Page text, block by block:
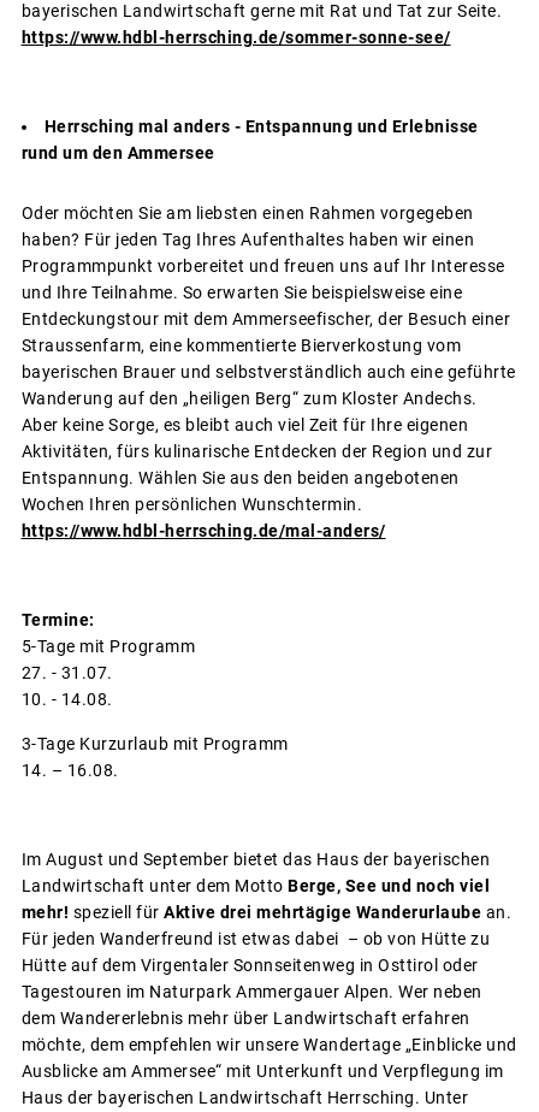
bayerischen Landwirtschaft gerne mit Rat und Tat zur Seite.
https://www.hdbl-herrsching.de/sommer-sonne-see/
Herrsching mal anders - Entspannung und Erlebnisse
rund um den Ammersee
Oder möchten Sie am liebsten einen Rahmen vorgegeben
haben? Für jeden Tag Ihres Aufenthaltes haben wir einen
Programmpunkt vorbereitet und freuen uns auf Ihr Interesse
und Ihre Teilnahme. So erwarten Sie beispielsweise eine
Entdeckungstour mit dem Ammerseefischer, der Besuch einer
Straussenfarm, eine kommentierte Bierverkostung vom
bayerischen Brauer und selbstverständlich auch eine geführte
Wanderung auf den „heiligen Berg“ zum Kloster Andechs.
Aber keine Sorge, es bleibt auch viel Zeit für Ihre eigenen
Aktivitäten, fürs kulinarische Entdecken der Region und zur
Entspannung. Wählen Sie aus den beiden angebotenen
Wochen Ihren persönlichen Wunschtermin.
https://www.hdbl-herrsching.de/mal-anders/
Termine:
5-Tage mit Programm
27. - 31.07.
10. - 14.08.
3-Tage Kurzurlaub mit Programm
14. – 16.08.
Im August und September bietet das Haus der bayerischen
Landwirtschaft unter dem Motto Berge, See und noch viel
mehr! speziell für Aktive drei mehrtägige Wanderurlaube an.
Für jeden Wanderfreund ist etwas dabei – ob von Hütte zu
Hütte auf dem Virgentaler Sonnseitenweg in Osttirol oder
Tagestouren im Naturpark Ammergauer Alpen. Wer neben
dem Wandererlebnis mehr über Landwirtschaft erfahren
möchte, dem empfehlen wir unsere Wandertage „Einblicke und
Ausblicke am Ammersee“ mit Unterkunft und Verpflegung im
Haus der bayerischen Landwirtschaft Herrsching. Unter